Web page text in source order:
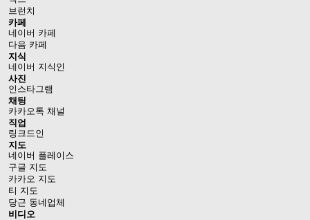
브런치
카페
네이버 카페
다음 카페
지식
네이버 지식인
사진
인스타그램
채팅
카카오톡 채널
직업
링크드인
지도
네이버 플레이스
구글 지도
카카오 지도
티 지도
당근 동네업체
비디오